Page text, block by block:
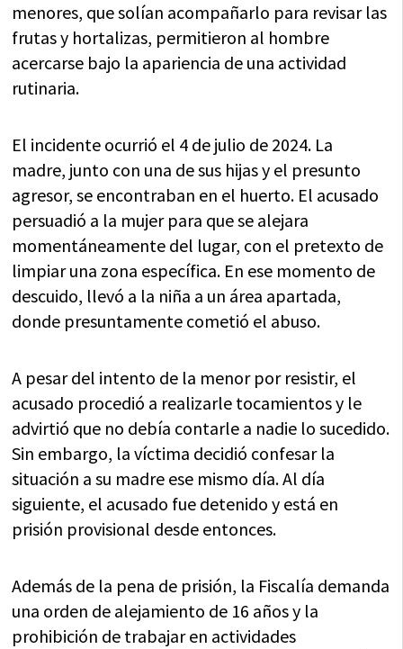
menores, que solían acompañarlo para revisar las
frutas y hortalizas, permitieron al hombre
acercarse bajo la apariencia de una actividad
rutinaria.
El incidente ocurrió el 4 de julio de 2024. La
madre, junto con una de sus hijas y el presunto
agresor, se encontraban en el huerto. El acusado
persuadió a la mujer para que se alejara
momentáneamente del lugar, con el pretexto de
limpiar una zona específica. En ese momento de
descuido, llevó a la niña a un área apartada,
donde presuntamente cometió el abuso.
A pesar del intento de la menor por resistir, el
acusado procedió a realizarle tocamientos y le
advirtió que no debía contarle a nadie lo sucedido.
Sin embargo, la víctima decidió confesar la
situación a su madre ese mismo día. Al día
siguiente, el acusado fue detenido y está en
prisión provisional desde entonces.
Además de la pena de prisión, la Fiscalía demanda
una orden de alejamiento de 16 años y la
prohibición de trabajar en actividades